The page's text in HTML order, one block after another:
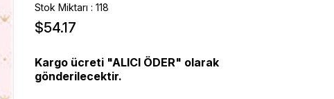
Stok Miktarı : 118
$54.17
Kargo ücreti "ALICI ÖDER" olarak
gönderilecektir.